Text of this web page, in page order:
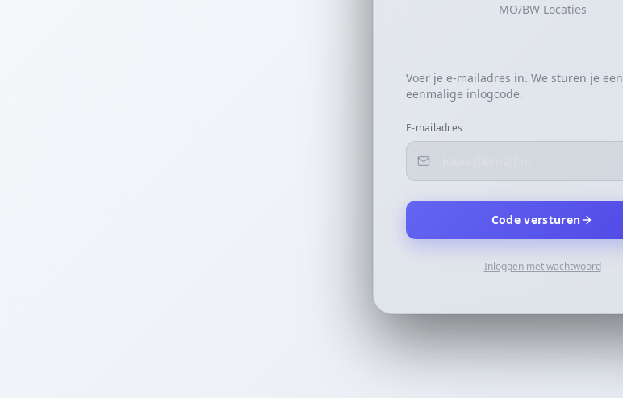
MO/BW Locaties
Voer je e-mailadres in. We sturen je een
eenmalige inlogcode.
E-mailadres
Code versturen
Inloggen met wachtwoord